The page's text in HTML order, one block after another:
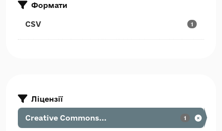
Формати
CSV 1
Ліцензії
Creative Commons... 1